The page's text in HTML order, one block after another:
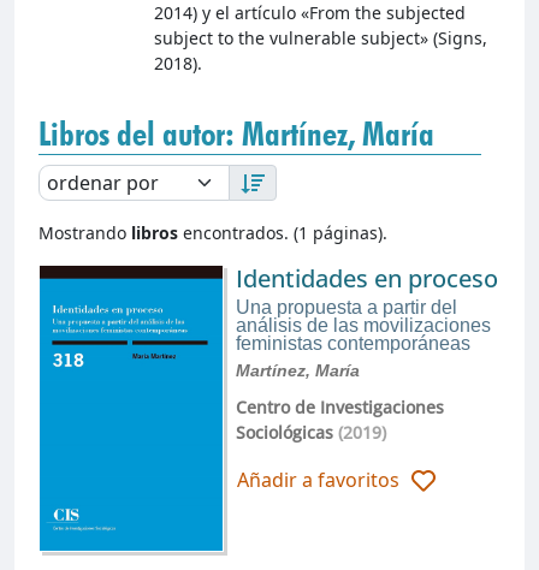
2014) y el artículo «From the subjected
subject to the vulnerable subject» (Signs,
2018).
Libros del autor: Martínez, María
Mostrando libros encontrados. (1 páginas).
Identidades en proceso
Una propuesta a partir del
análisis de las movilizaciones
feministas contemporáneas
Martínez, María
Centro de Investigaciones
Sociológicas(2019)
Añadir a favoritos